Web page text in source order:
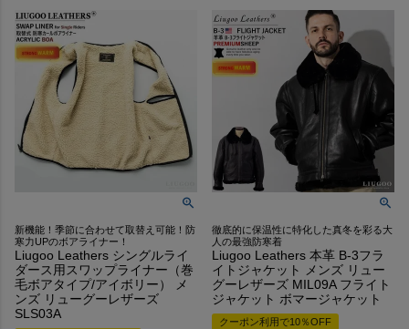
新機能！季節に合わせて取替え可能！防
寒力UPのボアライナー！
Liugoo Leathers シングルライ
ダース用スワップライナー（巻
毛ボアタイプ/アイボリー） メ
ンズ リューグーレザーズ
SLS03A
徹底的に保温性に特化した真冬を彩る大
人の最強防寒着
Liugoo Leathers 本革 B-3フラ
イトジャケット メンズ リュー
グーレザーズ MIL09A フライト
ジャケット ボマージャケット
クーポン利用で10％OFF